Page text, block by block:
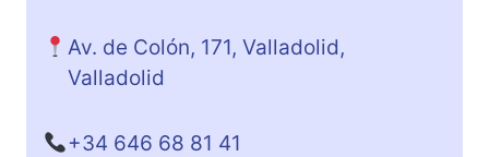
Av. de Colón, 171, Valladolid,
Valladolid
+34 646 68 81 41